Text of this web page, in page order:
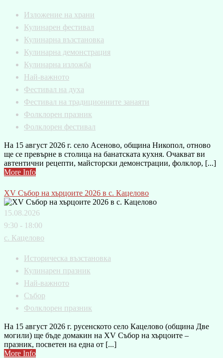
Изложение на храни
Кулинарен фестивал
Кулинарна възстановка
Кулинарна демонстрация
Кулинарна изложба
Най-важното
Фестивал на духа
Фестивал на традиционните занаяти
Фолклорен празник
Фолклорен фестивал
На 15 август 2026 г. село Асеново, община Никопол, отново
ще се превърне в столица на банатската кухня. Очакват ви
автентични рецепти, майсторски демонстрации, фолклор, [...]
More Info
XV Събор на хърцоите 2026 в с. Кацелово
15.08.2026
9:30 - 18:00
с. Кацелово
Историческа възстановка
Кулинарен празник
Най-важното
Събор
Фолклорен празник
На 15 август 2026 г. русенското село Кацелово (община Две
могили) ще бъде домакин на XV Събор на хърцоите –
празник, посветен на една от [...]
More Info